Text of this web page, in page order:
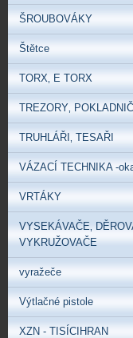
ŠROUBOVÁKY
Štětce
TORX‚ E TORX
TREZORY‚
TRUHLÁŘI‚ TESAŘI
VÁZACÍ TECHNIKA -
VRTÁKY
VYSEKÁVAČE‚
VYKRUŽOVAČE
vyražeče
Výtlačné pistole
XZN - TISÍCIHRAN